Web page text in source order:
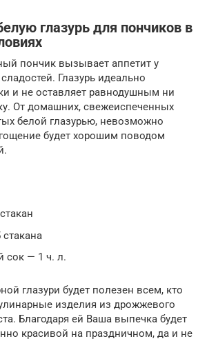
глазурь для пончиков в
пончик вызывает аппетит у
Глазурь идеально
и не оставляет равнодушным ни
От домашних, свежеиспеченных
белой глазурью, невозможно
будет хорошим поводом
— 1 ч. л.
глазури будет полезен всем, кто
изделия из дрожжевого
Благодаря ей Ваша выпечка будет
красивой на праздничном, да и не